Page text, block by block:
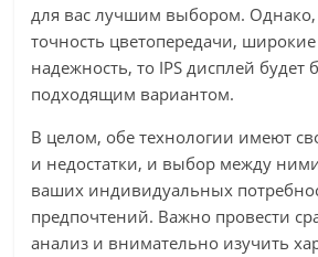
для вас лучшим выбором.
точность цветопередачи,
надежность, то IPS дисплей будет
подходящим вариантом.
В целом, обе технологии имеют
и недостатки, и выбор между
ваших индивидуальных
предпочтений. Важно провести
анализ и внимательно изучить